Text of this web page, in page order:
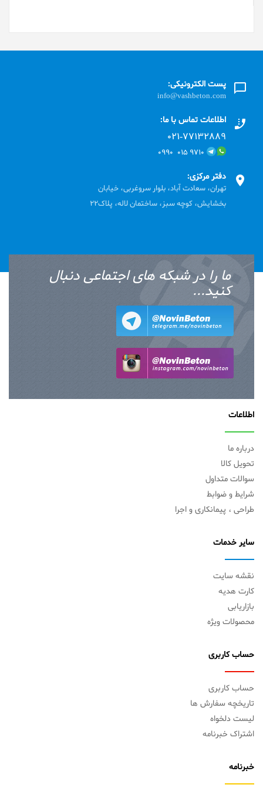
پست الکترونیکی:
info@vashbeton.com
اطلاعات تماس با ما:
۰۲۱-۷۷۱٣۲۸۸۹
۹۷۱۰ ۰۱۵ ۰۹۹۰
دفتر مرکزی:
تهران، سعادت آباد، بلوار سروغربی، خیابان
بخشایش، کوچه سبز، ساختمان لاله، پلاک22
ما را در شبکه های اجتماعی دنبال
کنید...
اطلاعات
درباره ما
تحویل کالا
سوالات متداول
شرایط و ضوابط
طراحی ، پیمانکاری و اجرا
سایر خدمات
نقشه سایت
کارت هدیه
بازاریابی
محصولات ویژه
حساب کاربری
حساب کاربری
تاریخچه سفارش ها
لیست دلخواه
اشتراک خبرنامه
خبرنامه